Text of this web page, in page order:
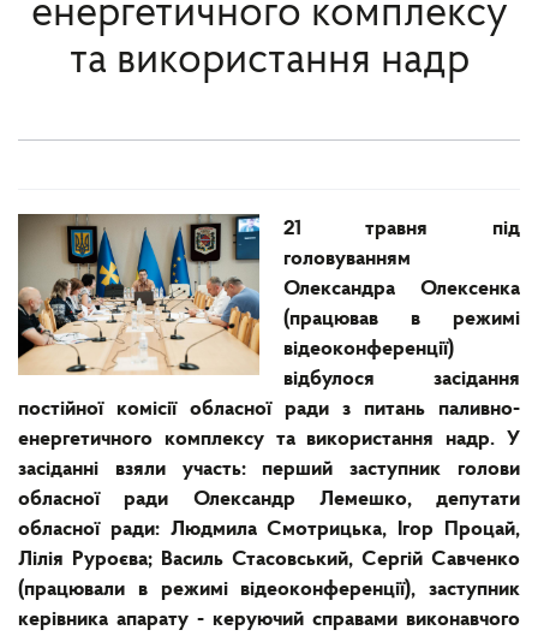
енергетичного комплексу
та використання надр
21 травня під
головуванням
Олександра Олексенка
(працював в режимі
відеоконференції)
відбулося засідання
постійної комісії обласної ради з питань паливно-
енергетичного комплексу та використання надр. У
засіданні взяли участь: перший заступник голови
обласної ради Олександр Лемешко, депутати
обласної ради: Людмила Смотрицька, Ігор Процай,
Лілія Руроєва; Василь Стасовський, Сергій Савченко
(працювали в режимі відеоконференції), заступник
керівника апарату - керуючий справами виконавчого